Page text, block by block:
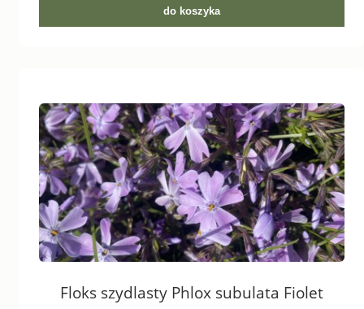
do koszyka
Floks szydlasty Phlox subulata Fiolet